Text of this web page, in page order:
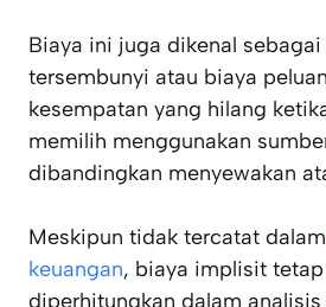
Biaya ini juga dikenal sebagai
tersembunyi atau biaya
kesempatan yang hilang
memilih menggunakan
dibandingkan menyewakan
Meskipun tidak tercatat dalam
keuangan, biaya implisit
diperhitungkan dalam